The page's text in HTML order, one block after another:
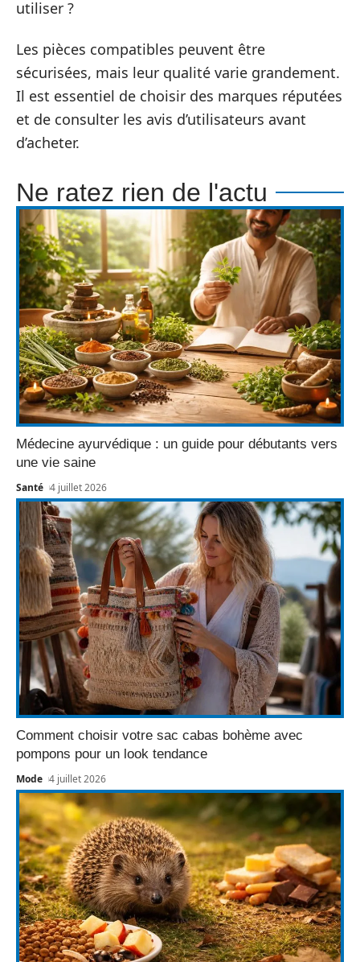
utiliser ?
Les pièces compatibles peuvent être
sécurisées, mais leur qualité varie grandement.
Il est essentiel de choisir des marques réputées
et de consulter les avis d’utilisateurs avant
d’acheter.
Ne ratez rien de l'actu
Médecine ayurvédique : un guide pour débutants vers
une vie saine
Santé 4 juillet 2026
Comment choisir votre sac cabas bohème avec
pompons pour un look tendance
Mode 4 juillet 2026